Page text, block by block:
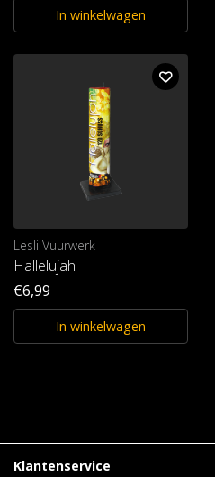
In winkelwagen
Lesli Vuurwerk
Hallelujah
€6,99
In winkelwagen
Klantenservice